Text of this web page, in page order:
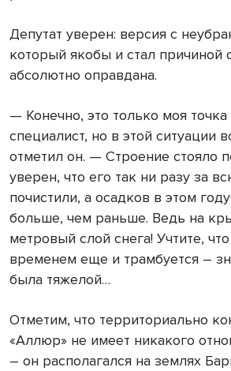
Депутат уверен: версия с
который якобы и стал причиной
абсолютно оправдана.
— Конечно, это только моя
специалист, но в этой ситуации
отметил он. — Строение стояло
уверен, что его так ни разу за
почистили, а осадков в этом
больше, чем раньше. Ведь на
метровый слой снега! Учтите,
временем еще и трамбуется –
была тяжелой…
Отметим, что территориально
«Аллюр» не имеет никакого
– он располагался на землях